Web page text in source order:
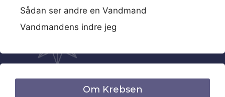
Sådan ser andre en Vandmand
Vandmandens indre jeg
Om Krebsen